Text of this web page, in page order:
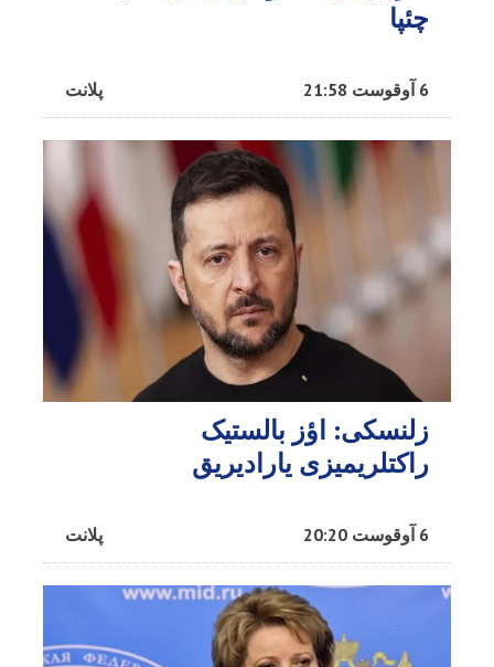
چئپا
پلانت 6 آوقوست 21:58
زلنسکی: اؤز بالستیک
راکتلریمیزی یارادیریق
پلانت 6 آوقوست 20:20